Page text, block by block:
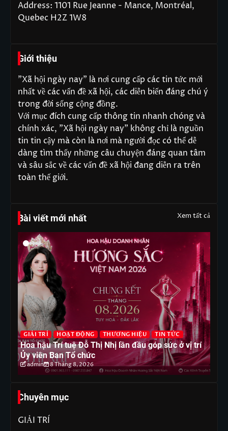
Address: 1101 Rue Jeanne - Mance, Montréal,
Quebec H2Z 1W8
Giới thiệu
"Xã hội ngày nay" là nơi cung cấp các tin tức mới
nhất về các vấn đề xã hội, các diễn biến đáng chú ý
trong đời sống cộng đồng.
Với mục đích cung cấp thông tin nhanh chóng và
chính xác, "Xã hội ngày nay" không chỉ là nguồn
tin tin cậy mà còn là nơi mà người đọc có thể dễ
dàng tìm thấy những câu chuyện đáng quan tâm
và sâu sắc về các vấn đề xã hội đang diễn ra trên
toàn thế giới.
Bài viết mới nhất Xem tất cả
GIẢI TRÍ HOẠT ĐỘNG THƯƠNG HIỆU TIN TỨC
Hoa hậu Trí tuệ Đỗ Thị Nhị lần đầu góp sức ở vị trí
Ủy viên Ban Tổ chức
admin 8 Tháng 8, 2026
Chuyên mục
GIẢI TRÍ